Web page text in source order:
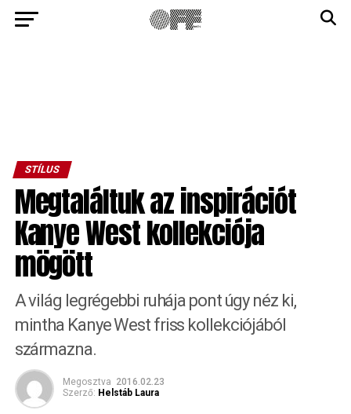
STÍLUS
Megtaláltuk az inspirációt
Kanye West kollekciója
mögött
A világ legrégebbi ruhája pont úgy néz ki,
mintha Kanye West friss kollekciójából
származna.
Megosztva 2016.02.23
Szerző: Helstáb Laura